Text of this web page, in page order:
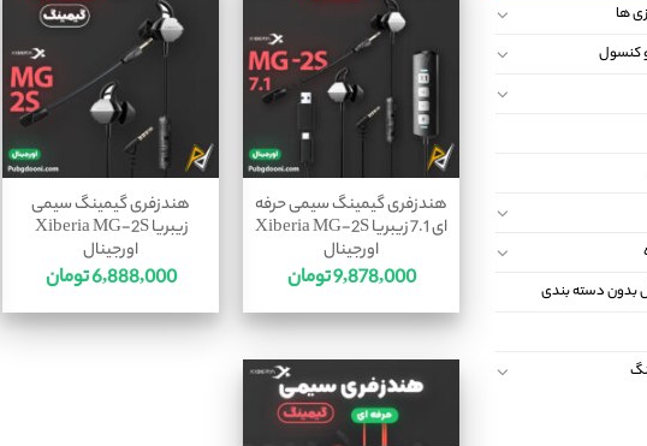
ها
و کنسول
بدون دسته بندی
هندزفری گیمینگ سیمی حرفه
ای 7.1 زیبریا Xiberia MG-2S
اورجینال
9,878,000تومان
هندزفری گیمینگ سیمی
زیبریا Xiberia MG-2S
اورجینال
6,888,000تومان